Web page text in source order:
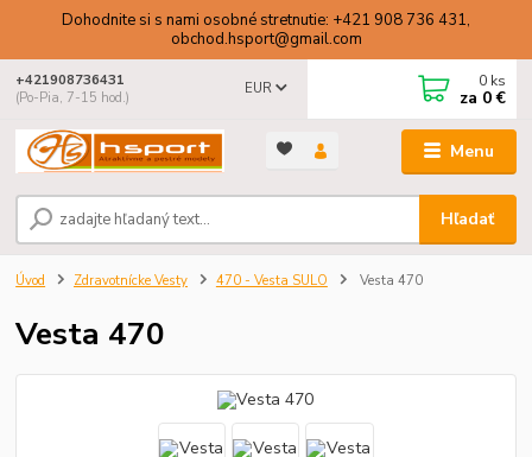
Dohodnite si s nami osobné stretnutie: +421 908 736 431,
obchod.hsport@gmail.com
Menu
EUR
Hľadať
+421908736431
(Po-Pia, 7-15 hod.)
0 ks
za 0 €
Úvod Zdravotnícke Vesty 470 - Vesta SULO Vesta 470
Vesta 470